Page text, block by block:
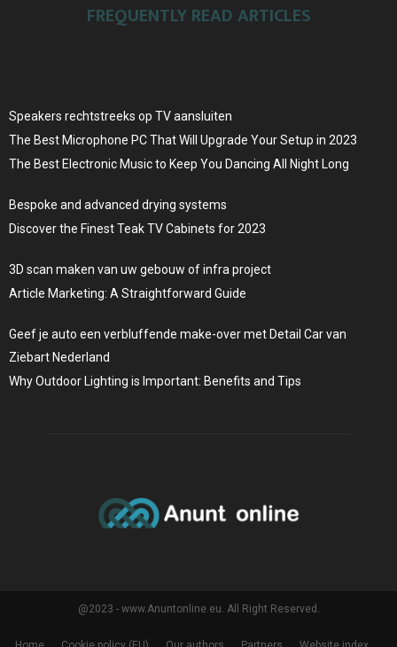
FREQUENTLY READ ARTICLES
Speakers rechtstreeks op TV aansluiten
The Best Microphone PC That Will Upgrade Your Setup in 2023
The Best Electronic Music to Keep You Dancing All Night Long
Bespoke and advanced drying systems
Discover the Finest Teak TV Cabinets for 2023
3D scan maken van uw gebouw of infra project
Article Marketing: A Straightforward Guide
Geef je auto een verbluffende make-over met Detail Car van
Ziebart Nederland
Why Outdoor Lighting is Important: Benefits and Tips
@2023 - www.Anuntonline.eu. All Right Reserved.